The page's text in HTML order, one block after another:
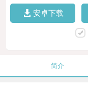
安卓下载
简介